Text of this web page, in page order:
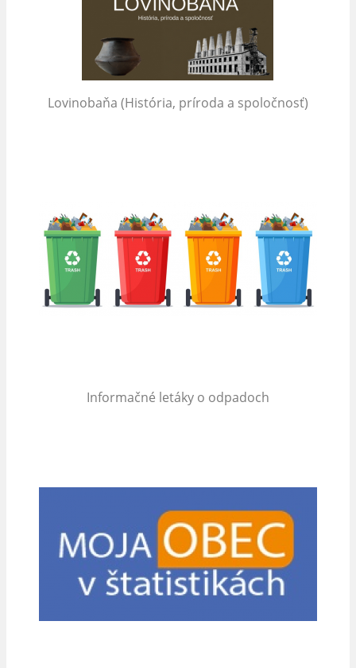
Lovinobaňa (História, príroda a spoločnosť)
Informačné letáky o odpadoch